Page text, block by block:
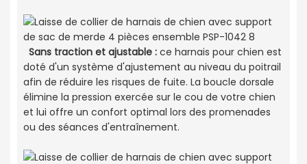
Sans traction et ajustable :ce harnais pour chien est
doté d'un système d'ajustement au niveau du poitrail
afin de réduire les risques de fuite. La boucle dorsale
élimine la pression exercée sur le cou de votre chien
et lui offre un confort optimal lors des promenades
ou des séances d'entraînement.